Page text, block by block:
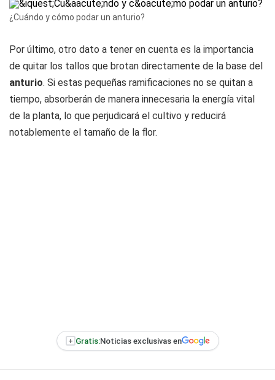
¿Cuándo y cómo podar un anturio?
Por último, otro dato a tener en cuenta es la importancia
de quitar los tallos que brotan directamente de la base del
anturio. Si estas pequeñas ramificaciones no se quitan a
tiempo, absorberán de manera innecesaria la energía vital
de la planta, lo que perjudicará el cultivo y reducirá
notablemente el tamaño de la flor.
+ Gratis:Noticias exclusivas en